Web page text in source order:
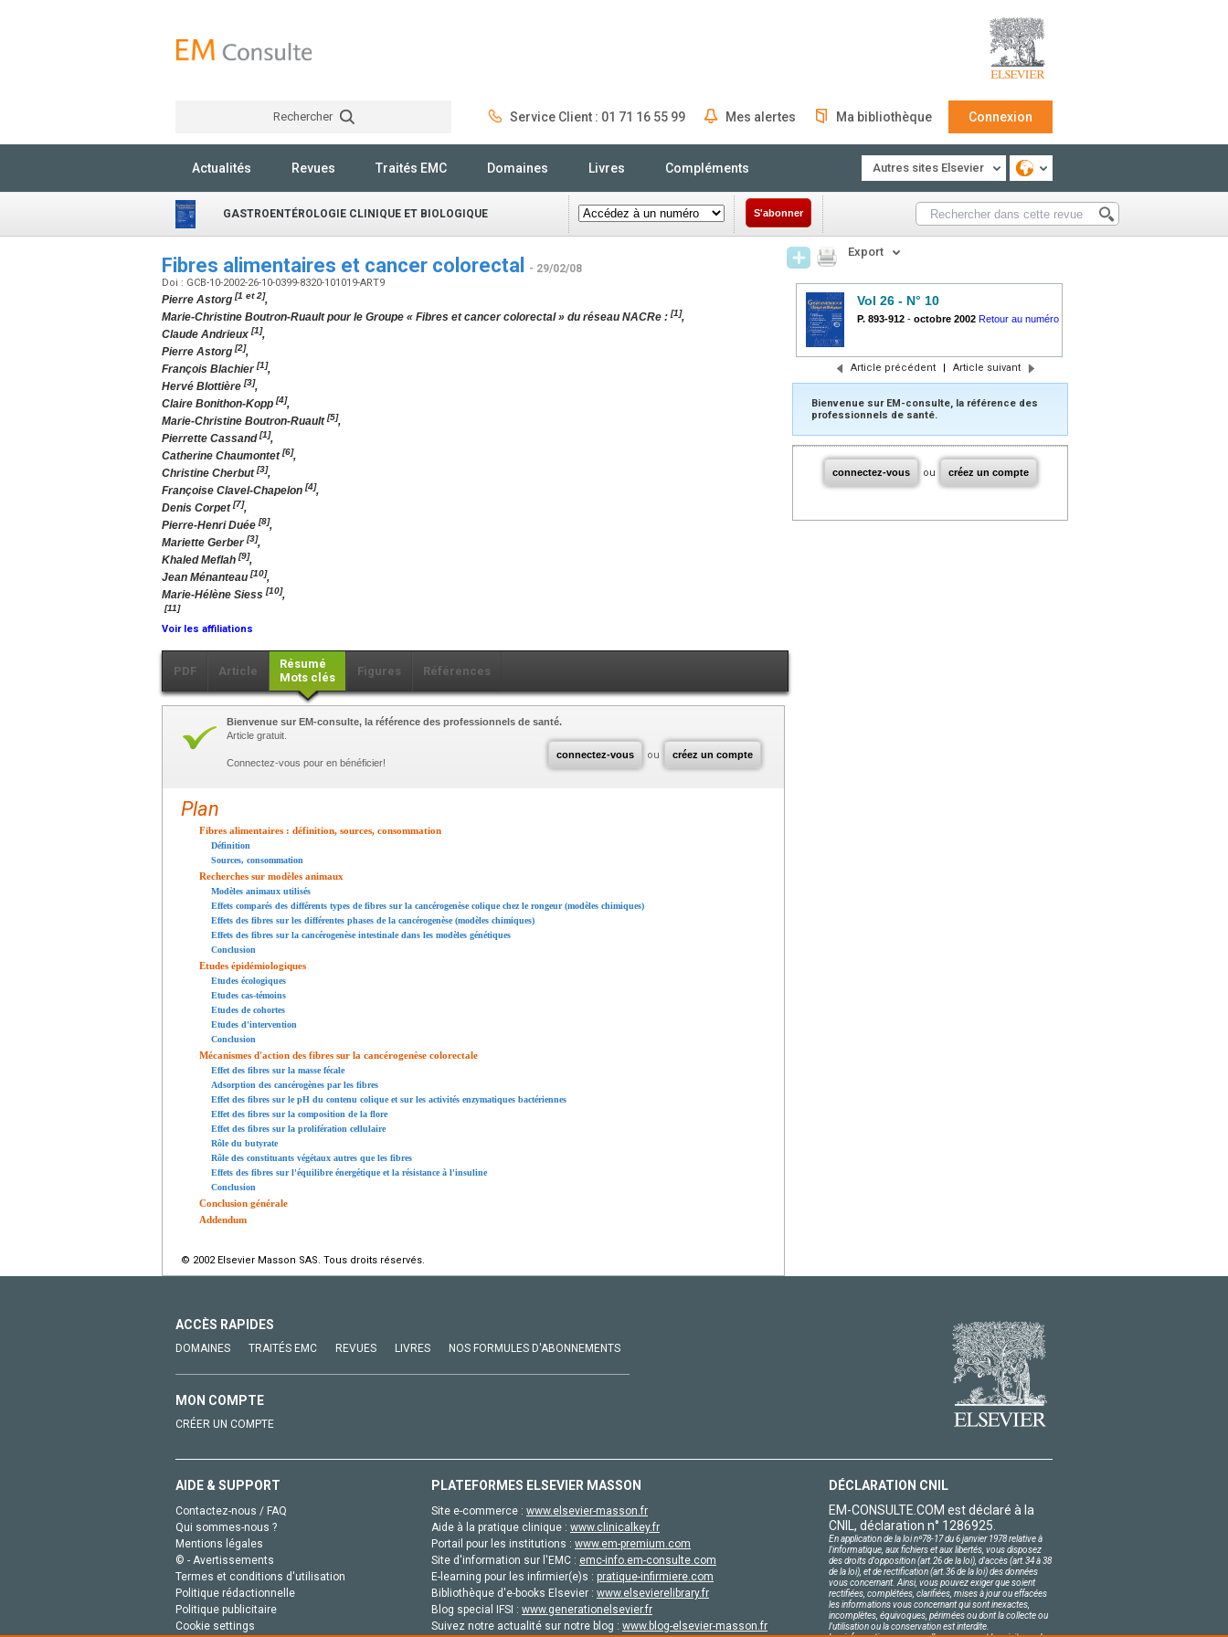
Rechercher Service Client : 01 71 16 55 99 Mes alertes Ma bibliothèque Connexion
Actualités Revues Traités EMC Domaines Livres Compléments Autres sites Elsevier
GASTROENTÉROLOGIE CLINIQUE ET BIOLOGIQUE S'abonner
Fibres alimentaires et cancer colorectal - 29/02/08
Doi : GCB-10-2002-26-10-0399-8320-101019-ART9
Pierre Astorg [1 et 2],
Marie-Christine Boutron-Ruault pour le Groupe « Fibres et cancer colorectal » du réseau NACRe : [1],
Claude Andrieux [1],
Pierre Astorg [2],
François Blachier[1],
Hervé Blottière [3],
Claire Bonithon-Kopp [4],
Marie-Christine Boutron-Ruault[5],
Pierrette Cassand[1],
Catherine Chaumontet[6],
Christine Cherbut[3],
Françoise Clavel-Chapelon [4],
Denis Corpet[7],
Pierre-Henri Duée [8],
Mariette Gerber[3],
Khaled Meflah [9],
Jean Ménanteau [10],
Marie-Hélène Siess [10],
[11]
Voir les affiliations
PDF Article
Résumé
Mots clés
Figures Références
connectez-vous ou créez un compte
Bienvenue sur EM-consulte, la référence des professionnels de santé.
Article gratuit.
Connectez-vous pour en bénéficier!
Plan
Fibres alimentaires : définition, sources, consommation
Définition
Sources, consommation
Recherches sur modèles animaux
Modèles animaux utilisés
Effets comparés des différents types de fibres sur la cancérogenèse colique chez le rongeur (modèles chimiques)
Effets des fibres sur les différentes phases de la cancérogenèse (modèles chimiques)
Effets des fibres sur la cancérogenèse intestinale dans les modèles génétiques
Conclusion
Etudes épidémiologiques
Etudes écologiques
Etudes cas-témoins
Etudes de cohortes
Etudes d'intervention
Conclusion
Mécanismes d'action des fibres sur la cancérogenèse colorectale
Effet des fibres sur la masse fécale
Adsorption des cancérogènes par les fibres
Effet des fibres sur le pH du contenu colique et sur les activités enzymatiques bactériennes
Effet des fibres sur la composition de la flore
Effet des fibres sur la prolifération cellulaire
Rôle du butyrate
Rôle des constituants végétaux autres que les fibres
Effets des fibres sur l'équilibre énergétique et la résistance à l'insuline
Conclusion
Conclusion générale
Addendum
© 2002 Elsevier Masson SAS. Tous droits réservés.
Export
Vol 26 - N° 10
P. 893-912 - octobre 2002 Retour au numéro
Article précédent | Article suivant
Bienvenue sur EM-consulte, la référence des
professionnels de santé.
connectez-vous ou créez un compte
ACCÈS RAPIDES
DOMAINES TRAITÉS EMC REVUES LIVRES NOS FORMULES D'ABONNEMENTS
MON COMPTE
CRÉER UN COMPTE
AIDE & SUPPORT
Contactez-nous / FAQ
Qui sommes-nous ?
Mentions légales
© - Avertissements
Termes et conditions d'utilisation
Politique rédactionnelle
Politique publicitaire
Cookie settings
PLATEFORMES ELSEVIER MASSON
Site e-commerce : www.elsevier-masson.fr
Aide à la pratique clinique : www.clinicalkey.fr
Portail pour les institutions : www.em-premium.com
Site d'information sur l'EMC : emc-info.em-consulte.com
E-learning pour les infirmier(e)s : pratique-infirmiere.com
Bibliothèque d'e-books Elsevier : www.elsevierelibrary.fr
Blog special IFSI : www.generationelsevier.fr
Suivez notre actualité sur notre blog : www.blog-elsevier-masson.fr
DÉCLARATION CNIL
EM-CONSULTE.COM est déclaré à la
CNIL, déclaration n° 1286925.
En application de la loi nº78-17 du 6 janvier 1978 relative à
l'informatique, aux fichiers et aux libertés, vous disposez
des droits d'opposition (art.26 de la loi), d'accès (art.34 à 38
de la loi), et de rectification (art.36 de la loi) des données
vous concernant. Ainsi, vous pouvez exiger que soient
rectifiées, complétées, clarifiées, mises à jour ou effacées
les informations vous concernant qui sont inexactes,
incomplètes, équivoques, périmées ou dont la collecte ou
l'utilisation ou la conservation est interdite.